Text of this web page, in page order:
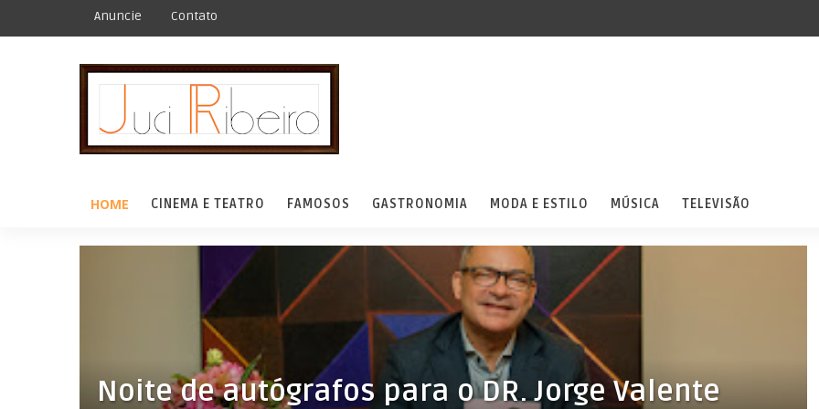
Anuncie Contato
HOME CINEMA E TEATRO FAMOSOS GASTRONOMIA MODA E ESTILO MÚSICA TELEVISÃO
Noite de autógrafos para o DR. Jorge Valente